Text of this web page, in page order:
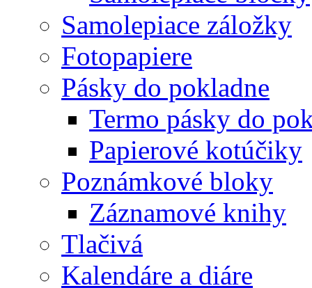
Samolepiace záložky
Fotopapiere
Pásky do pokladne
Termo pásky do
Papierové kotúčiky
Poznámkové bloky
Záznamové knihy
Tlačivá
Kalendáre a diáre